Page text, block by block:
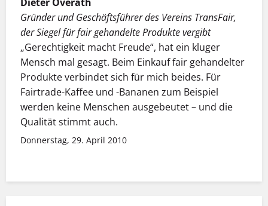
Gründer und Geschäftsführer des Vereins TransFair,
der Siegel für fair gehandelte Produkte vergibt
„Gerechtigkeit macht Freude“, hat ein kluger
Mensch mal gesagt. Beim Einkauf fair gehandelter
Produkte verbindet sich für mich beides. Für
Fairtrade-Kaffee und -Bananen zum Beispiel
werden keine Menschen ausgebeutet – und die
Qualität stimmt auch.
Donnerstag, 29. April 2010